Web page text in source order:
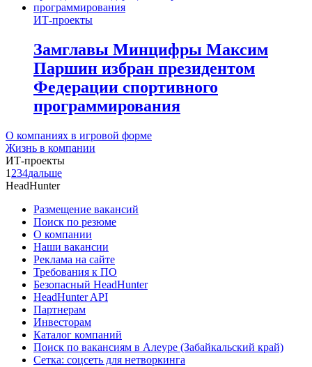
ИТ-проекты
Замглавы Минцифры Максим
Паршин избран президентом
Федерации спортивного
программирования
О компаниях в игровой форме
Жизнь в компании
ИТ-проекты
1 234дальше
HeadHunter
Размещение вакансий
Поиск по резюме
О компании
Наши вакансии
Реклама на сайте
Требования к ПО
Безопасный HeadHunter
HeadHunter API
Партнерам
Инвесторам
Каталог компаний
Поиск по вакансиям в Алеуре (Забайкальский край)
Сетка: соцсеть для нетворкинга